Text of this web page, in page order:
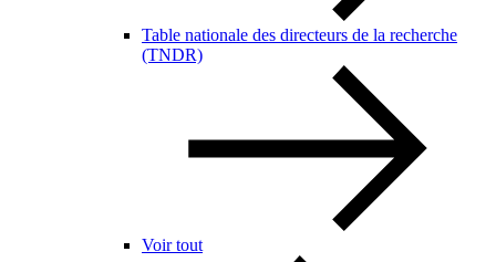
Table nationale des directeurs de la recherche
(TNDR)
Voir tout